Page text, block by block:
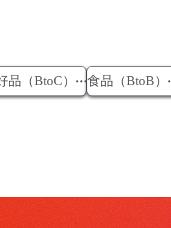
品（BtoC） 食品（BtoB）